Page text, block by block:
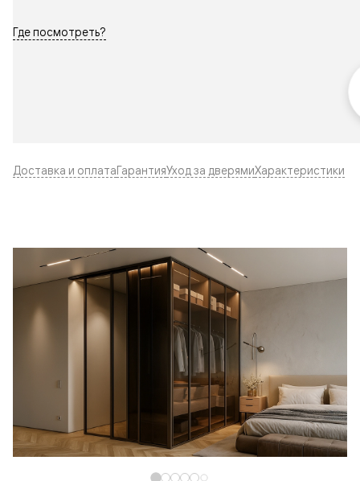
Где посмотреть?
Доставка и оплатаГарантияУход за дверямиХарактеристики